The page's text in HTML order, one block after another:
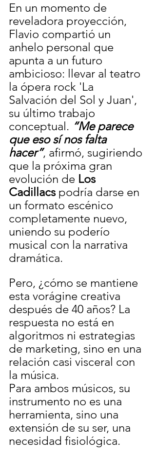
En un momento de
reveladora proyección,
Flavio compartió un
anhelo personal que
apunta a un futuro
ambicioso: llevar al teatro
la ópera rock 'La
Salvación del Sol y Juan',
su último trabajo
conceptual. “Me parece
que eso sí nos falta
hacer”, afirmó, sugiriendo
que la próxima gran
evolución de Los
Cadillacs podría darse en
un formato escénico
completamente nuevo,
uniendo su poderío
musical con la narrativa
dramática.
Pero, ¿cómo se mantiene
esta vorágine creativa
después de 40 años? La
respuesta no está en
algoritmos ni estrategias
de marketing, sino en una
relación casi visceral con
la música.
Para ambos músicos, su
instrumento no es una
herramienta, sino una
extensión de su ser, una
necesidad fisiológica.